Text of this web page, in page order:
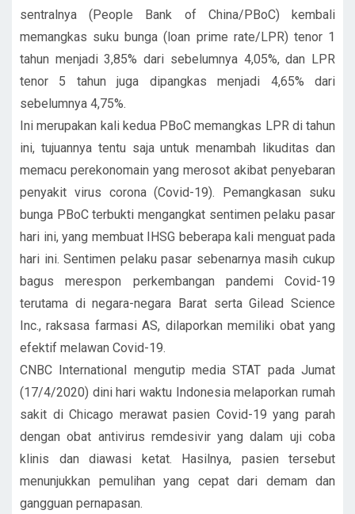
sentralnya (People Bank of China/PBoC) kembali
memangkas suku bunga (loan prime rate/LPR) tenor 1
tahun menjadi 3,85% dari sebelumnya 4,05%, dan LPR
tenor 5 tahun juga dipangkas menjadi 4,65% dari
sebelumnya 4,75%.
Ini merupakan kali kedua PBoC memangkas LPR di tahun
ini, tujuannya tentu saja untuk menambah likuditas dan
memacu perekonomain yang merosot akibat penyebaran
penyakit virus corona (Covid-19). Pemangkasan suku
bunga PBoC terbukti mengangkat sentimen pelaku pasar
hari ini, yang membuat IHSG beberapa kali menguat pada
hari ini. Sentimen pelaku pasar sebenarnya masih cukup
bagus merespon perkembangan pandemi Covid-19
terutama di negara-negara Barat serta Gilead Science
Inc., raksasa farmasi AS, dilaporkan memiliki obat yang
efektif melawan Covid-19.
CNBC International mengutip media STAT pada Jumat
(17/4/2020) dini hari waktu Indonesia melaporkan rumah
sakit di Chicago merawat pasien Covid-19 yang parah
dengan obat antivirus remdesivir yang dalam uji coba
klinis dan diawasi ketat. Hasilnya, pasien tersebut
menunjukkan pemulihan yang cepat dari demam dan
gangguan pernapasan.